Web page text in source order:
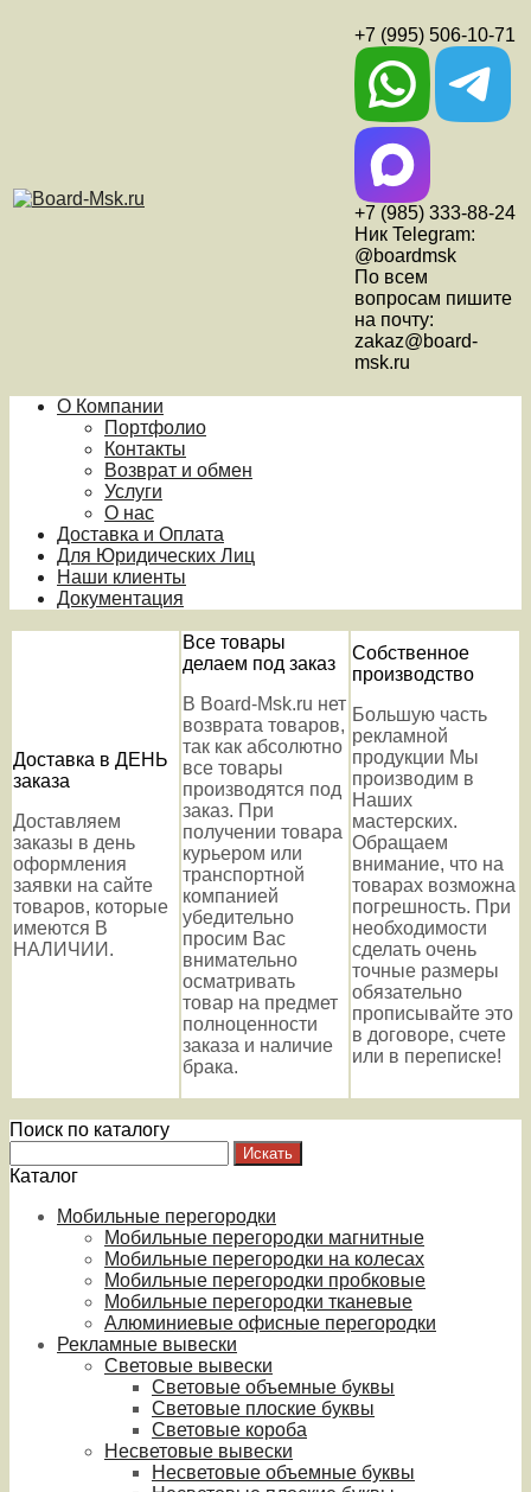
+7 (995) 506-10-71
+7 (985) 333-88-24
Ник Telegram:
@boardmsk
По всем
вопросам пишите
на почту:
zakaz@board-
msk.ru
О Компании
Портфолио
Контакты
Возврат и обмен
Услуги
О нас
Доставка и Оплата
Для Юридических Лиц
Наши клиенты
Документация
Доставка в ДЕНЬ
заказа
Доставляем
заказы в день
оформления
заявки на сайте
товаров, которые
имеются В
НАЛИЧИИ.
Все товары
делаем под заказ
В Board-Msk.ru нет
возврата товаров,
так как абсолютно
все товары
производятся под
заказ. При
получении товара
курьером или
транспортной
компанией
убедительно
просим Вас
внимательно
осматривать
товар на предмет
полноценности
заказа и наличие
брака.
Собственное
производство
Большую часть
рекламной
продукции Мы
производим в
Наших
мастерских.
Обращаем
внимание, что на
товарах возможна
погрешность. При
необходимости
сделать очень
точные размеры
обязательно
прописывайте это
в договоре, счете
или в переписке!
Поиск по каталогу
Каталог
Мобильные перегородки
Мобильные перегородки магнитные
Мобильные перегородки на колесах
Мобильные перегородки пробковые
Мобильные перегородки тканевые
Алюминиевые офисные перегородки
Рекламные вывески
Световые вывески
Световые объемные буквы
Световые плоские буквы
Световые короба
Несветовые вывески
Несветовые объемные буквы